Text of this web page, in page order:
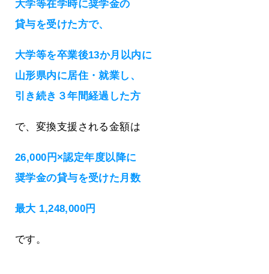
大学等在学時に奨学金の
貸与を受けた方で、
大学等を卒業後13か月以内に
山形県内に居住・就業し、
引き続き３年間経過した方
で、変換支援される金額は
26,000円×認定年度以降に
奨学金の貸与を受けた月数
最大 1,248,000円
です。